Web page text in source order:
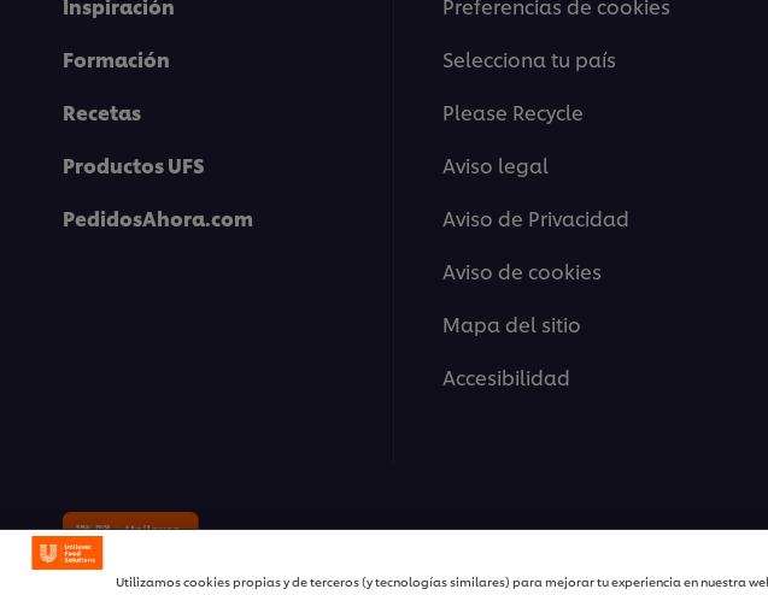
Inspiración
Formación
Recetas
Productos UFS
PedidosAhora.com
Preferencias de cookies
Selecciona tu país
Please Recycle
Aviso legal
Aviso de Privacidad
Aviso de cookies
Mapa del sitio
Accesibilidad
Utilizamos cookies propias y de terceros (y tecnologías similares) para mejorar tu experiencia en nuestra